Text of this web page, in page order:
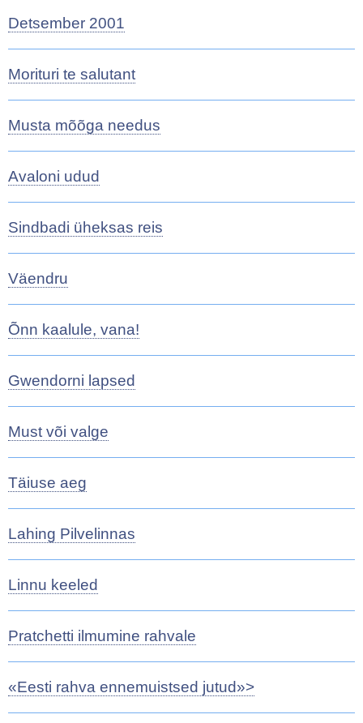
Detsember 2001
Morituri te salutant
Musta mõõga needus
Avaloni udud
Sindbadi üheksas reis
Väendru
Õnn kaalule, vana!
Gwendorni lapsed
Must või valge
Täiuse aeg
Lahing Pilvelinnas
Linnu keeled
Pratchetti ilmumine rahvale
«Eesti rahva ennemuistsed jutud»>